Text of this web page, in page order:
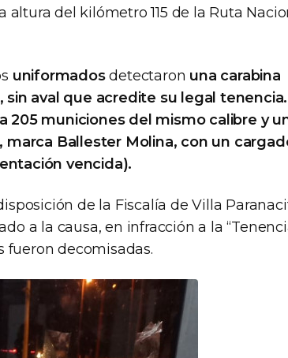
del kilómetro 115 de la Ruta
uniformadosdetectaron una carabina
sin aval que acredite su legal tenencia.
205 municiones del mismo calibre y
Ballester Molina, con un
vencida).
de la Fiscalía de Villa
a la causa, en infracción a la
fueron decomisadas.